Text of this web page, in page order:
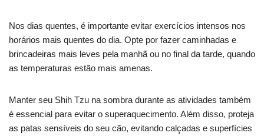
Nos dias quentes, é importante evitar exercícios intensos nos
horários mais quentes do dia. Opte por fazer caminhadas e
brincadeiras mais leves pela manhã ou no final da tarde, quando
as temperaturas estão mais amenas.
Manter seu Shih Tzu na sombra durante as atividades também
é essencial para evitar o superaquecimento. Além disso, proteja
as patas sensíveis do seu cão, evitando calçadas e superfícies